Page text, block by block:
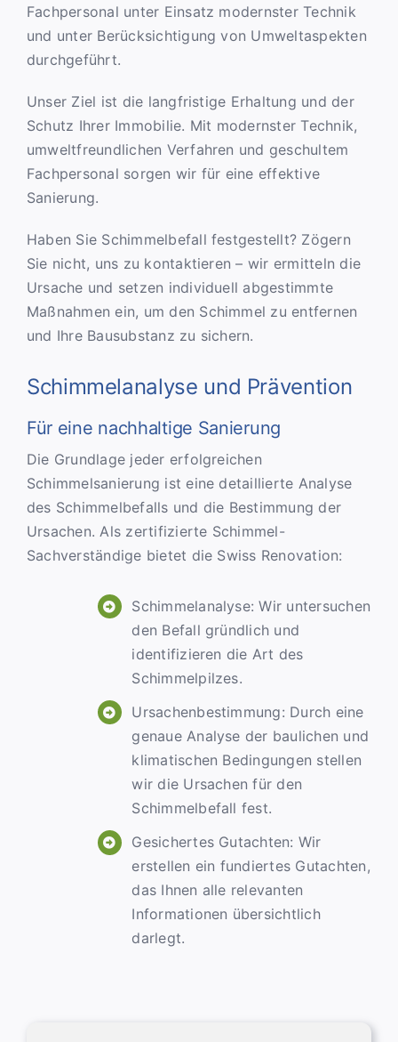
Fachpersonal unter Einsatz modernster Technik
und unter Berücksichtigung von Umweltaspekten
durchgeführt.
Unser Ziel ist die langfristige Erhaltung und der
Schutz Ihrer Immobilie. Mit modernster Technik,
umweltfreundlichen Verfahren und geschultem
Fachpersonal sorgen wir für eine effektive
Sanierung.
Haben Sie Schimmelbefall festgestellt? Zögern
Sie nicht, uns zu kontaktieren – wir ermitteln die
Ursache und setzen individuell abgestimmte
Maßnahmen ein, um den Schimmel zu entfernen
und Ihre Bausubstanz zu sichern.
Schimmelanalyse und Prävention
Für eine nachhaltige Sanierung
Die Grundlage jeder erfolgreichen
Schimmelsanierung ist eine detaillierte Analyse
des Schimmelbefalls und die Bestimmung der
Ursachen. Als zertifizierte Schimmel-
Sachverständige bietet die Swiss Renovation:
Schimmelanalyse: Wir untersuchen
den Befall gründlich und
identifizieren die Art des
Schimmelpilzes.
Ursachenbestimmung: Durch eine
genaue Analyse der baulichen und
klimatischen Bedingungen stellen
wir die Ursachen für den
Schimmelbefall fest.
Gesichertes Gutachten: Wir
erstellen ein fundiertes Gutachten,
das Ihnen alle relevanten
Informationen übersichtlich
darlegt.